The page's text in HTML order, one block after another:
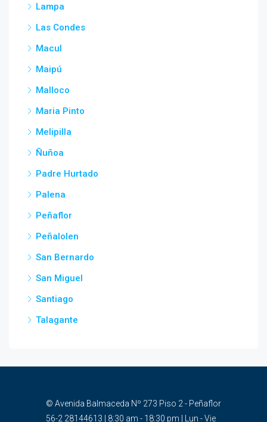
Lampa
Las Condes
Macul
Maipú
Malloco
Maria Pinto
Melipilla
Ñuñoa
Padre Hurtado
Palena
Peñaflor
Peñalolen
San Bernardo
San Miguel
Santiago
Talagante
© Avenida Balmaceda Nº 273 Piso 2 - Peñaflor
56-2 28144613 | 8:30 am - 18:30 pm | Lun - Vie